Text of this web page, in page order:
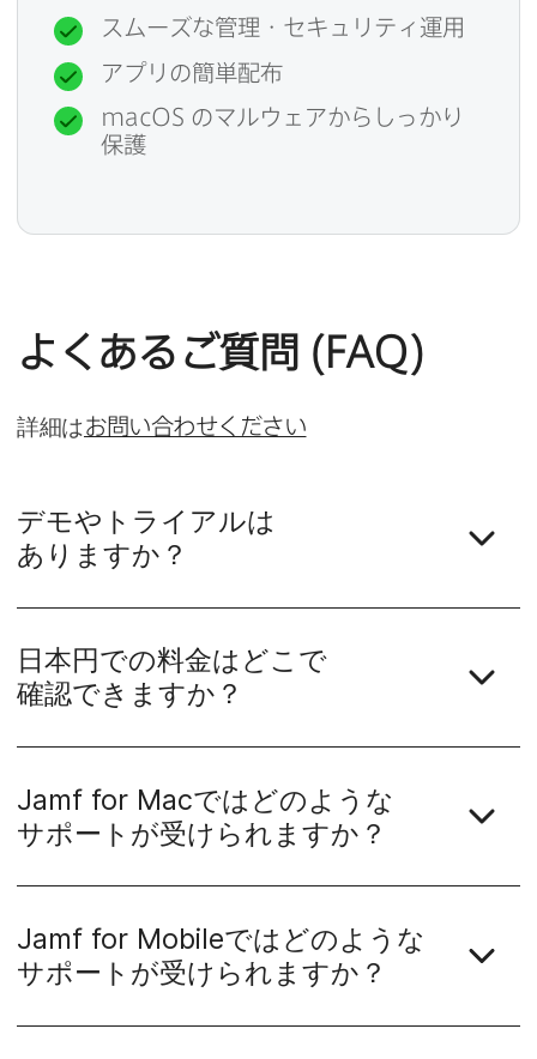
スムーズな​管理・セキュリティ運用
アプリの​簡単配布
macOS の​マルウェアから​しっかり​
保護
よく​ある​ご質問 ( FAQ)
詳細はお問い​合わせください
デモや​トライアルは​
ありますか？
日本円での​料金は​どこで​
確認できますか？
Jamf for Macでは​どのような​
サポートが​受けられますか？
Jamf for Mobileでは​どのような​
サポートが​受けられますか？